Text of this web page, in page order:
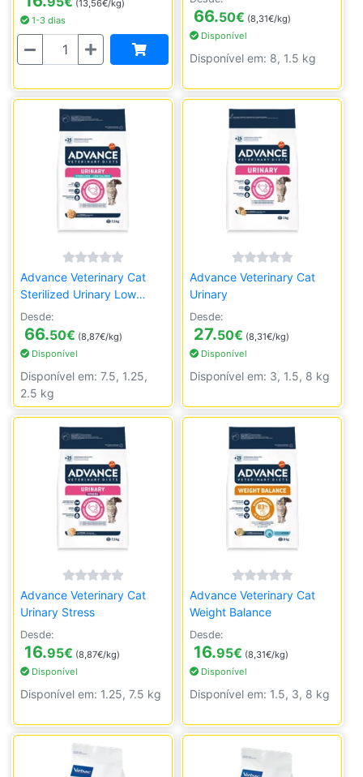
(13,56€/kg)
1-3 dias
Quantidade
66.50€ (8,31€/kg)
Disponível
Disponível em: 8, 1.5 kg
Advance Veterinary Cat
Sterilized Urinary Low
Calories
Desde:
66.50€ (8,87€/kg)
Disponível
Disponível em: 7.5, 1.25,
2.5 kg
Advance Veterinary Cat
Urinary
Desde:
27.50€ (8,31€/kg)
Disponível
Disponível em: 3, 1.5, 8 kg
Advance Veterinary Cat
Urinary Stress
Desde:
16.95€ (8,87€/kg)
Disponível
Disponível em: 1.25, 7.5 kg
Advance Veterinary Cat
Weight Balance
Desde:
16.95€ (8,31€/kg)
Disponível
Disponível em: 1.5, 3, 8 kg